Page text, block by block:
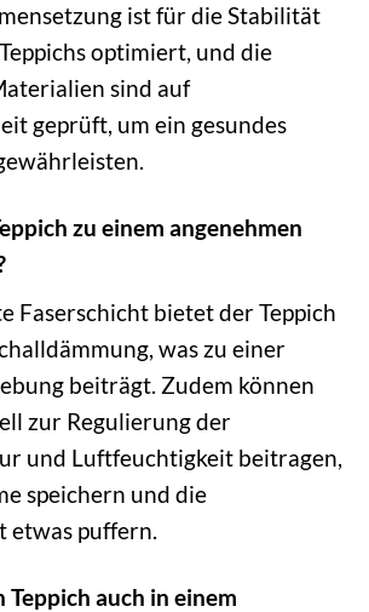
ist für die Stabilität
optimiert, und die
sind auf
geprüft, um ein gesundes
zu einem angenehmen
Faserschicht bietet der Teppich
was zu einer
beiträgt. Zudem können
zur Regulierung der
und Luftfeuchtigkeit beitragen,
speichern und die
etwas puffern.
Teppich auch in einem